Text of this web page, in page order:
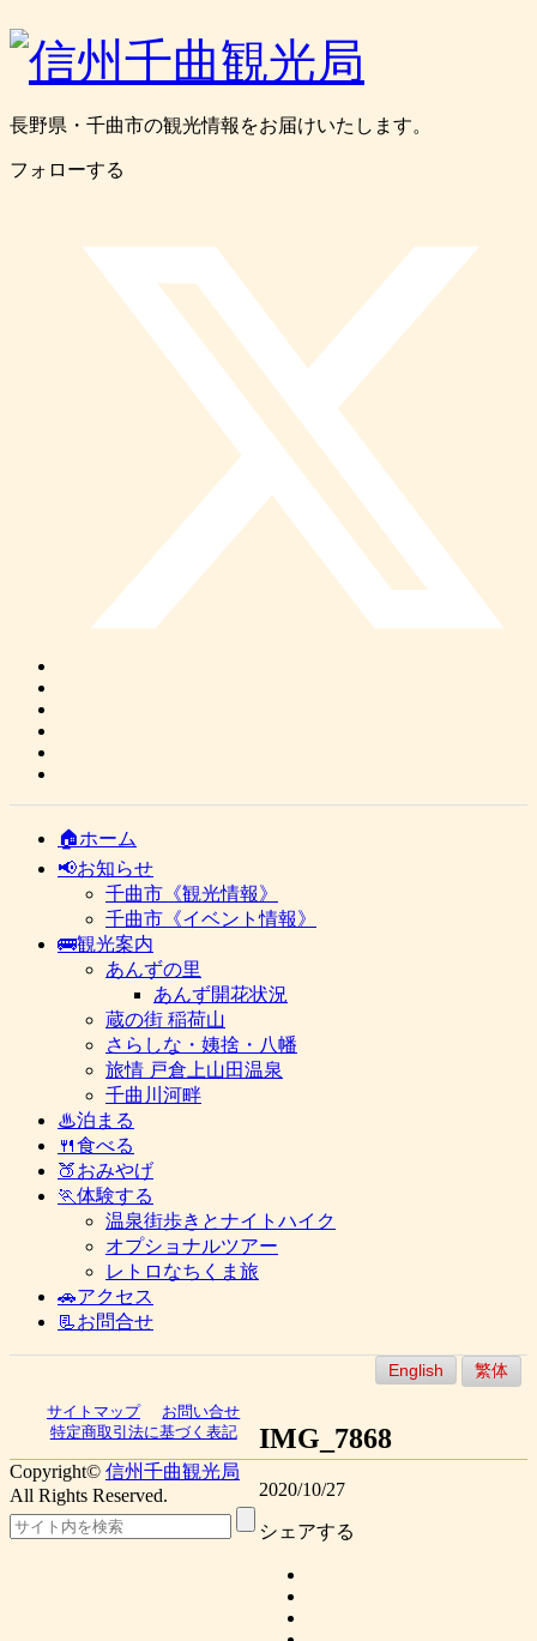
長野県・千曲市の観光情報をお届けいたします。
フォローする
🏠ホーム
📢お知らせ
千曲市《観光情報》
千曲市《イベント情報》
🚌観光案内
あんずの里
あんず開花状況
蔵の街 稲荷山
さらしな・姨捨・八幡
旅情 戸倉上山田温泉
千曲川河畔
♨泊まる
🍴食べる
🍑おみやげ
🏃体験する
温泉街歩きとナイトハイク
オプショナルツアー
レトロなちくま旅
🚗アクセス
📃お問合せ
English 繁体
IMG_7868
2020/10/27
シェアする
サイトマップ
お問い合せ
特定商取引法に基づく表記
Copyright© 信州千曲観光局
All Rights Reserved.